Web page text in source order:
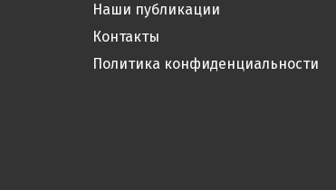
Наши публикации
Контакты
Политика конфиденциальности